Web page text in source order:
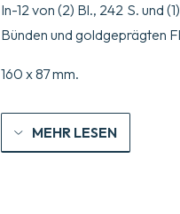
In-12 von (2) Bl., 242 S. und
Bünden und goldgeprägten
160 x 87 mm.
MEHR LESEN